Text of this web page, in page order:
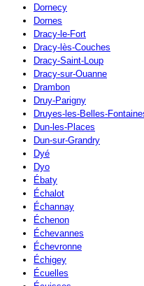
Dornecy
Dornes
Dracy-le-Fort
Dracy-lès-Couches
Dracy-Saint-Loup
Dracy-sur-Ouanne
Drambon
Druy-Parigny
Druyes-les-Belles-
Dun-les-Places
Dun-sur-Grandry
Dyé
Dyo
Ébaty
Échalot
Échannay
Échenon
Échevannes
Échevronne
Échigey
Écuelles